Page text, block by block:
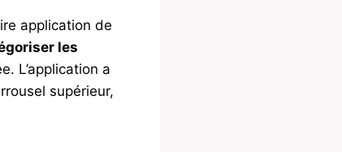
application de
les
L’application a
supérieur,